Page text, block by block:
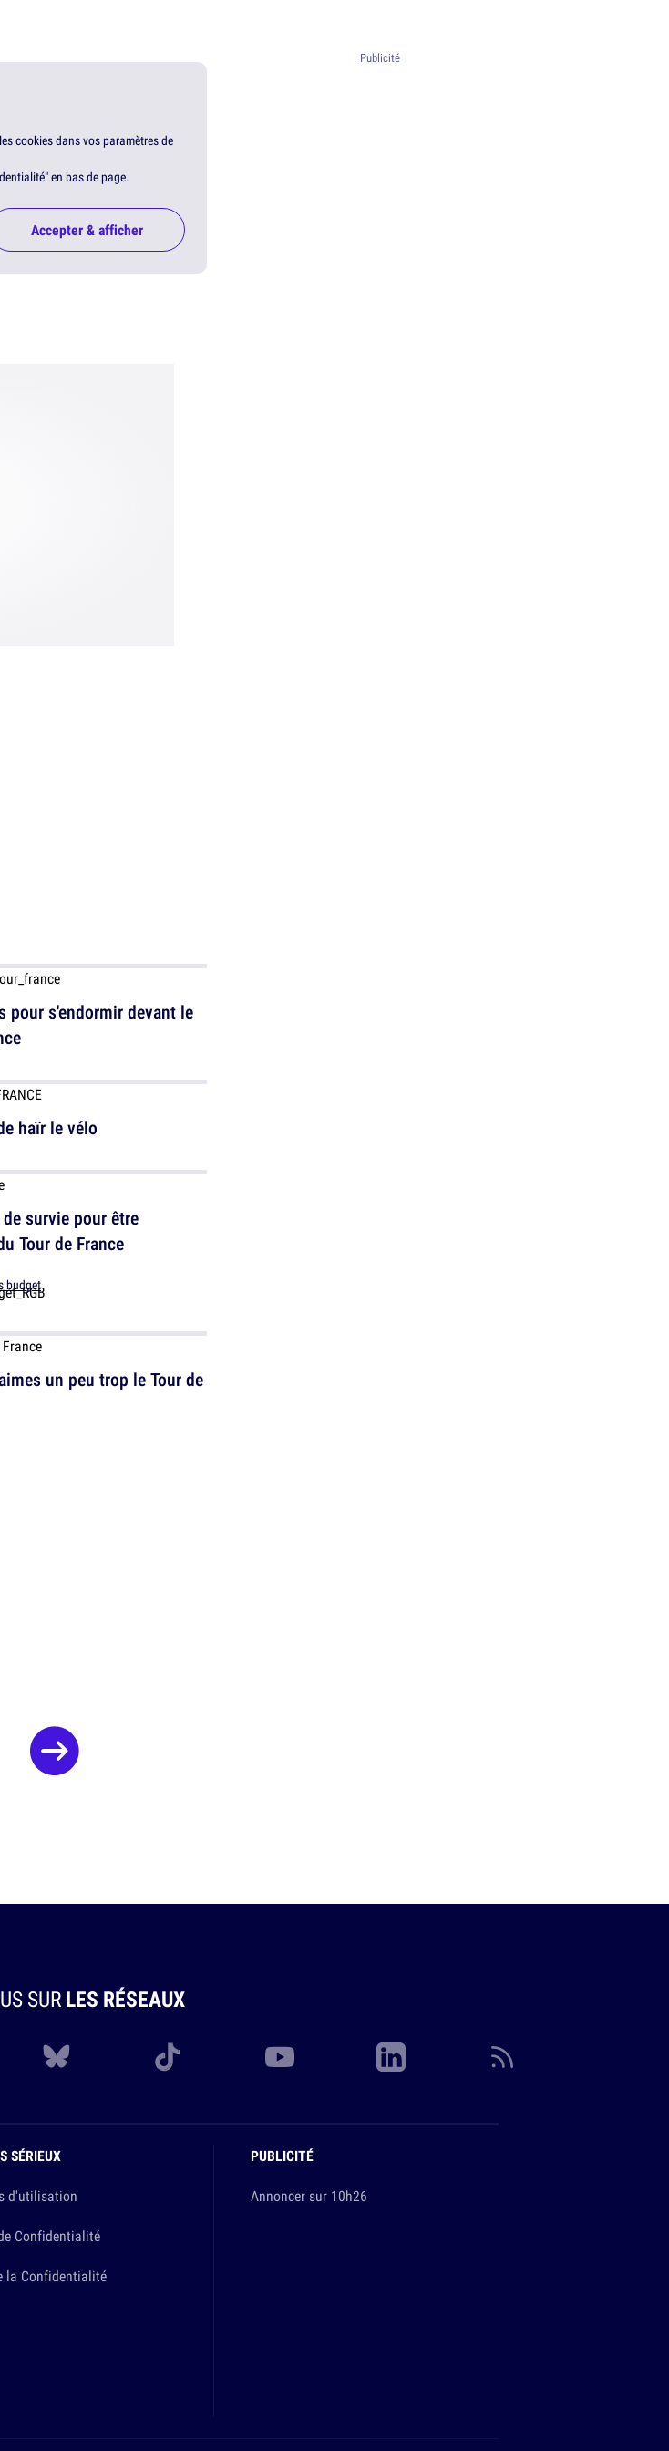
cookies dans vos paramètres de
en bas de page.
Accepter & afficher
pour s'endormir devant le
haïr le vélo
survie pour être
Tour de France
budget
SURLES RÉSEAUX
SÉRIEUX
d'utilisation
Confidentialité
la Confidentialité
PUBLICITÉ
Annoncer sur 10h26